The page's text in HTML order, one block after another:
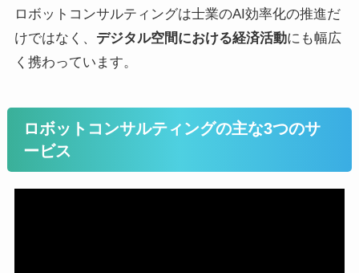
ロボットコンサルティングは士業のAI効率化の推進だ
けではなく、 デジタル空間における経済活動にも幅広
く携わっています。
ロボットコンサルティングの主な3つのサ
ービス